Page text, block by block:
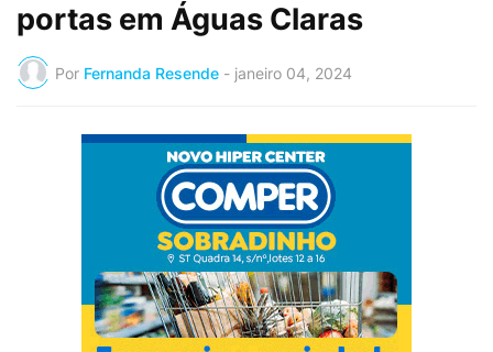
portas em Águas Claras
Por Fernanda Resende - janeiro 04, 2024